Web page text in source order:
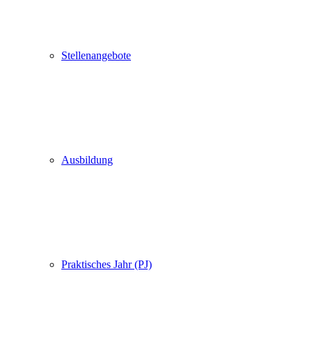
Stellenangebote
Ausbildung
Praktisches Jahr (PJ)